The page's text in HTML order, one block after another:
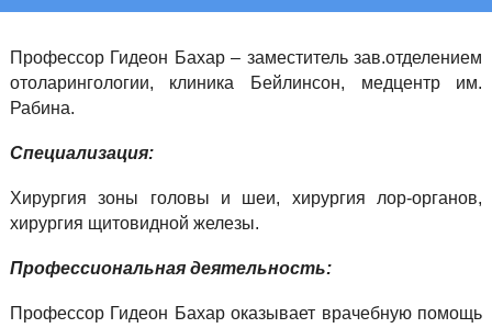
Профессор Гидеон Бахар – заместитель зав.отделением
отоларингологии, клиника Бейлинсон, медцентр им.
Рабина.
Специализация:
Хирургия зоны головы и шеи, хирургия лор-органов,
хирургия щитовидной железы.
Профессиональная деятельность:
Профессор Гидеон Бахар оказывает врачебную помощь